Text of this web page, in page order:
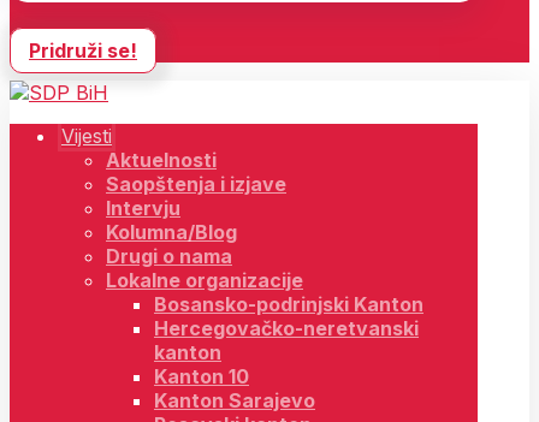
Pridruži se!
Vijesti
Aktuelnosti
Saopštenja i izjave
Intervju
Kolumna/Blog
Drugi o nama
Lokalne organizacije
Bosansko-podrinjski Kanton
Hercegovačko-neretvanski
kanton
Kanton 10
Kanton Sarajevo